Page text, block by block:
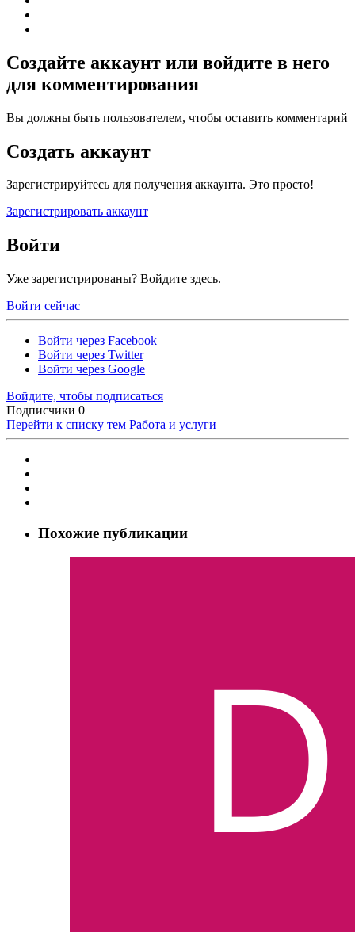
Создайте аккаунт или войдите в него
для комментирования
Вы должны быть пользователем, чтобы оставить комментарий
Создать аккаунт
Зарегистрируйтесь для получения аккаунта. Это просто!
Зарегистрировать аккаунт
Войти
Уже зарегистрированы? Войдите здесь.
Войти сейчас
Войти через Facebook
Войти через Twitter
Войти через Google
Войдите, чтобы подписаться
Подписчики 0
Перейти к списку тем Работа и услуги
Похожие публикации